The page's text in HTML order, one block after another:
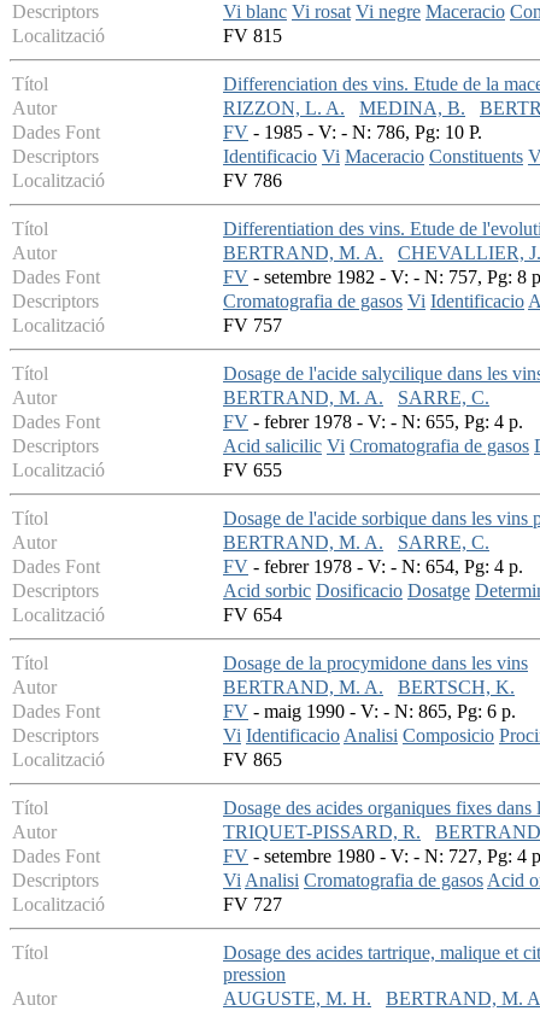
Descriptors
Vi blanc Vi rosat Vi negre Maceracio
Localització
FV 815
Títol
Differenciation des vins. Etude de la
Autor
RIZZON, L. A. MEDINA, B.
Dades Font
FV - 1985 - V: - N: 786, Pg: 10 P.
Descriptors
Identificacio Vi Maceracio Constituents
Localització
FV 786
Títol
Differentiation des vins. Etude de
Autor
BERTRAND, M. A.
CHEVALLIER,
Dades Font
FV - setembre 1982 - V: - N: 757, Pg: 8
Descriptors
Cromatografia de gasos Vi Identificacio
Localització
FV 757
Títol
Dosage de l'acide salycilique dans les
Autor
BERTRAND, M. A.
SARRE, C.
Dades Font
FV - febrer 1978 - V: - N: 655, Pg: 4 p.
Descriptors
Acid salicilic Vi Cromatografia de gasos
Localització
FV 655
Títol
Dosage de l'acide sorbique dans les vins
Autor
BERTRAND, M. A.
SARRE, C.
Dades Font
FV - febrer 1978 - V: - N: 654, Pg: 4 p.
Descriptors
Acid sorbic Dosificacio Dosatge
Localització
FV 654
Títol
Dosage de la procymidone dans les vins
Autor
BERTRAND, M. A.
BERTSCH, K.
Dades Font
FV - maig 1990 - V: - N: 865, Pg: 6 p.
Descriptors
Vi IdentificacioAnalisi Composicio
Localització
FV 865
Títol
Dosage des acides organiques fixes
Autor
TRIQUET-PISSARD, R.
Dades Font
FV - setembre 1980 - V: - N: 727, Pg: 4
Descriptors
ViAnalisi Cromatografia de gasosAcid
Localització
FV 727
Títol
Dosage des acides tartrique, malique et
pression
Autor
AUGUSTE, M. H.
BERTRAND, M.